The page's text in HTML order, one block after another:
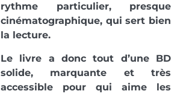
rythme particulier, presque
cinématographique, qui sert bien
la lecture.
Le livre a donc tout d’une BD
solide, marquante et très
accessible pour qui aime les